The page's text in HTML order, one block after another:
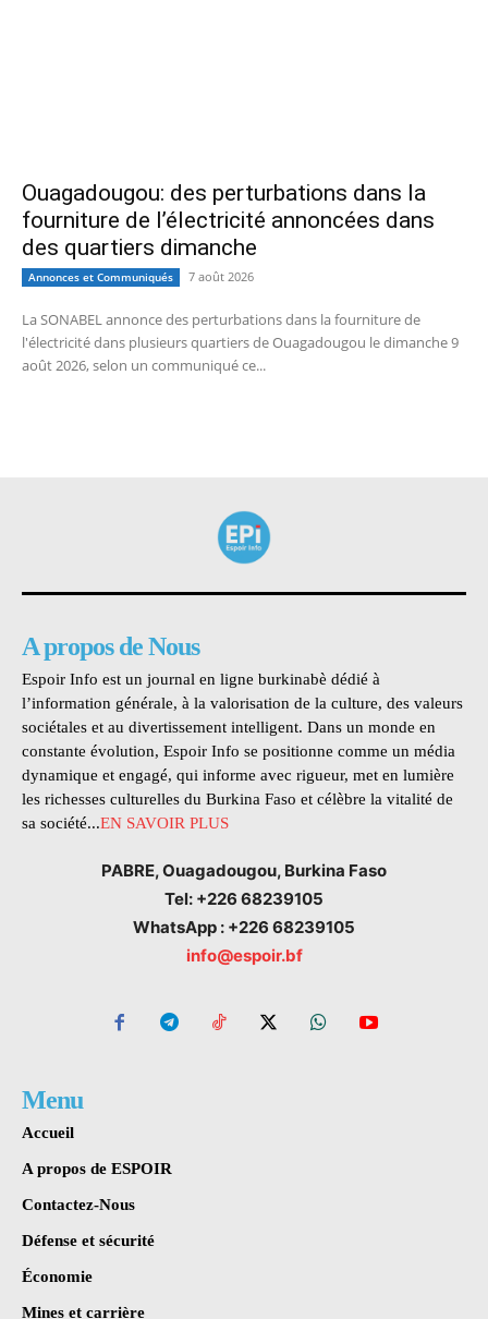
Ouagadougou: des perturbations dans la
fourniture de l’électricité annoncées dans
des quartiers dimanche
Annonces et Communiqués 7 août 2026
La SONABEL annonce des perturbations dans la fourniture de
l'électricité dans plusieurs quartiers de Ouagadougou le dimanche 9
août 2026, selon un communiqué ce...
A propos de Nous
Espoir Info est un journal en ligne burkinabè dédié à
l’information générale, à la valorisation de la culture, des valeurs
sociétales et au divertissement intelligent. Dans un monde en
constante évolution, Espoir Info se positionne comme un média
dynamique et engagé, qui informe avec rigueur, met en lumière
les richesses culturelles du Burkina Faso et célèbre la vitalité de
sa société...EN SAVOIR PLUS
PABRE, Ouagadougou, Burkina Faso
Tel: +226 68239105
WhatsApp : +226 68239105
info@espoir.bf
Menu
Accueil
A propos de ESPOIR
Contactez-Nous
Défense et sécurité
Économie
Mines et carrière